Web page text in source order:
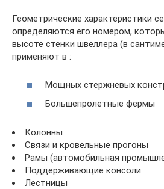
Геометрические характеристики
определяются его номером,
высоте стенки швеллера (в
применяют в :
Мощных стержневых
Большепролетные фермы
Колонны
Связи и кровельные прогоны
Рамы (автомобильная
Поддерживающие консоли
Лестницы